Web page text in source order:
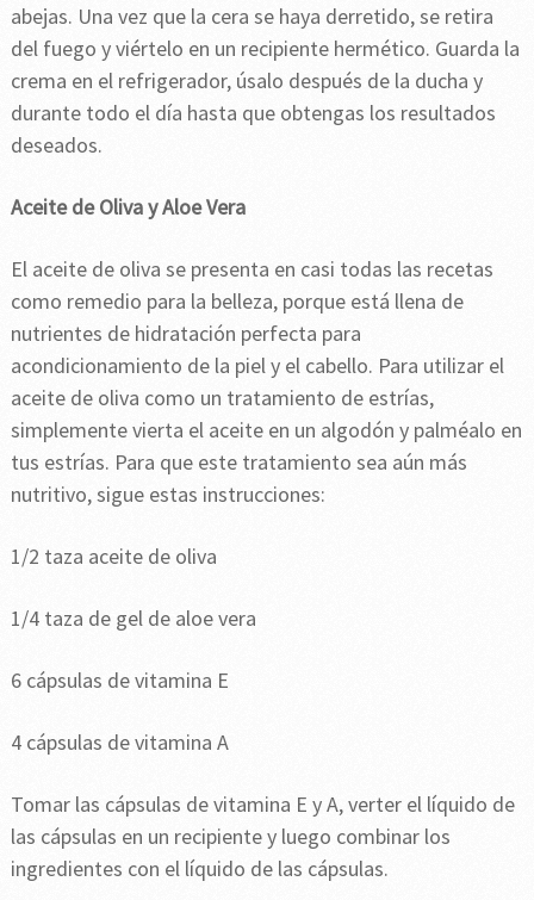
abejas. Una vez que la cera se haya derretido, se retira
del fuego y viértelo en un recipiente hermético. Guarda la
crema en el refrigerador, úsalo después de la ducha y
durante todo el día hasta que obtengas los resultados
deseados.
Aceite de Oliva y Aloe Vera
El aceite de oliva se presenta en casi todas las recetas
como remedio para la belleza, porque está llena de
nutrientes de hidratación perfecta para
acondicionamiento de la piel y el cabello. Para utilizar el
aceite de oliva como un tratamiento de estrías,
simplemente vierta el aceite en un algodón y palméalo en
tus estrías. Para que este tratamiento sea aún más
nutritivo, sigue estas instrucciones:
1/2 taza aceite de oliva
1/4 taza de gel de aloe vera
6 cápsulas de vitamina E
4 cápsulas de vitamina A
Tomar las cápsulas de vitamina E y A, verter el líquido de
las cápsulas en un recipiente y luego combinar los
ingredientes con el líquido de las cápsulas.